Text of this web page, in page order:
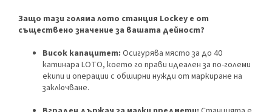
Защо тази голяма лото станция Lockey е от
съществено значение за вашата дейност?
Висок капацитет: Осигурява място за до 40
катинара LOTO, което го прави идеален за по-големи
екипи и операции с обширни нужди от маркиране на
заключване.